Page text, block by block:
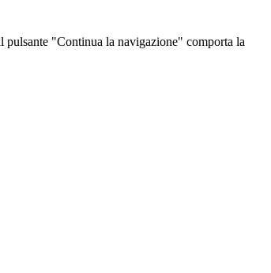
pulsante "Continua la navigazione" comporta la